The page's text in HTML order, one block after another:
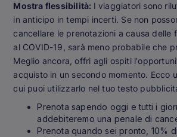
Mostra flessibilità: I viaggiatori sono
in anticipo in tempi incerti. Se non
cancellare le prenotazioni a causa delle
al COVID-19, sarà meno probabile che
Meglio ancora, offri agli ospiti
acquisto in un secondo momento. Ecco
cui puoi utilizzarlo nel tuo testo
Prenota sapendo oggi e tutti i
addebiteremo una penale di
Prenota quando sei pronto, 10%